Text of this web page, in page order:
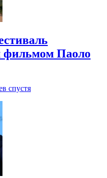
фильмом Паоло
спустя